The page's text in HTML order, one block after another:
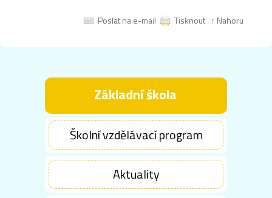
Poslat na e-mail Tisknout ↑ Nahoru
Základní škola
Školní vzdělávací program
Aktuality